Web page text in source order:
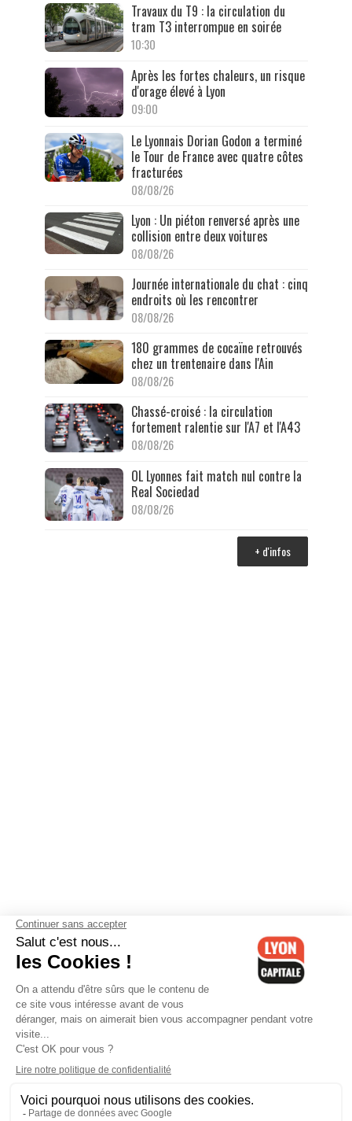
Travaux du T9 : la circulation du
tram T3 interrompue en soirée
10:30
Après les fortes chaleurs, un risque
d'orage élevé à Lyon
09:00
Le Lyonnais Dorian Godon a terminé
le Tour de France avec quatre côtes
fracturées
08/08/26
Lyon : Un piéton renversé après une
collision entre deux voitures
08/08/26
Journée internationale du chat : cinq
endroits où les rencontrer
08/08/26
180 grammes de cocaïne retrouvés
chez un trentenaire dans l'Ain
08/08/26
Chassé-croisé : la circulation
fortement ralentie sur l'A7 et l'A43
08/08/26
OL Lyonnes fait match nul contre la
Real Sociedad
08/08/26
+ d'infos
Contactez-nous-Mentions légales-CGV-Politique de